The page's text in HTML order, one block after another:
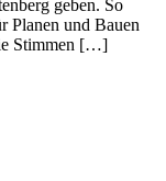
geben. So
Planen und Bauen
Stimmen […]